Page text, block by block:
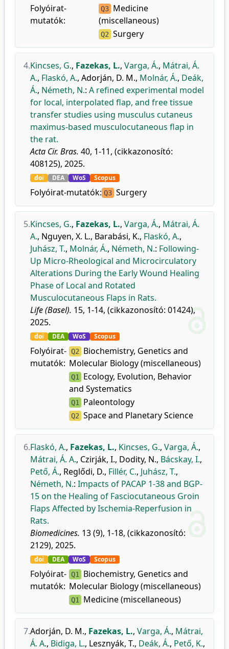
Folyóirat-
mutatók:
Q3 Medicine
(miscellaneous)
Q2 Surgery
4.Kincses, G., Fazekas, L., Varga, Á., Mátrai, Á.
A., Flaskó, A., Adorján, D. M., Molnár, Á., Deák,
Á., Németh, N.: A refined experimental model
for local, interpolated flap, and free tissue
transfer studies using musculus cutaneus
maximus-based musculocutaneous flap in
the rat.
Acta Cir. Bras. 40, 1-11, (cikkazonosító:
408125), 2025.
doi DEA WoS Scopus
Folyóirat-mutatók: Q3 Surgery
5.Kincses, G., Fazekas, L., Varga, Á., Mátrai, Á.
A., Nguyen, X. L., Barabási, K., Flaskó, A.,
Juhász, T., Molnár, Á., Németh, N.: Following-
Up Micro-Rheological and Microcirculatory
Alterations During the Early Wound Healing
Phase of Local and Rotated
Musculocutaneous Flaps in Rats.
Life (Basel). 15, 1-14, (cikkazonosító: 01424),
2025.
doi DEA WoS Scopus
Folyóirat-
mutatók:
Q2 Biochemistry, Genetics and
Molecular Biology (miscellaneous)
Q1 Ecology, Evolution, Behavior
and Systematics
Q1 Paleontology
Q2 Space and Planetary Science
6.Flaskó, A., Fazekas, L., Kincses, G., Varga, Á.,
Mátrai, Á. A., Czirják, I., Dodity, N., Bácskay, I.,
Pető, Á., Reglődi, D., Fillér, C., Juhász, T.,
Németh, N.: Impacts of PACAP 1-38 and BGP-
15 on the Healing of Fasciocutaneous Groin
Flaps Affected by Ischemia-Reperfusion in
Rats.
Biomedicines. 13 (9), 1-18, (cikkazonosító:
2129), 2025.
doi DEA WoS Scopus
Folyóirat-
mutatók:
Q1 Biochemistry, Genetics and
Molecular Biology (miscellaneous)
Q1 Medicine (miscellaneous)
7.Adorján, D. M., Fazekas, L., Varga, Á., Mátrai,
Á. A., Bidiga, L., Lesznyák, T., Deák, Á., Pető, K.,